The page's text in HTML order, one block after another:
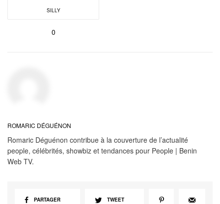
SILLY
0
ROMARIC DÉGUÉNON
Romaric Déguénon contribue à la couverture de l’actualité
people, célébrités, showbiz et tendances pour People | Benin
Web TV.
PARTAGER TWEET